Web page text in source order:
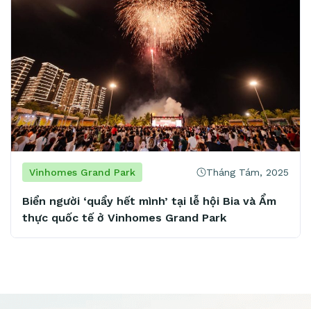
Vinhomes Grand Park Tháng Tám, 2025
Mở 4 cơ sở chỉ trong 2 năm, chủ chuỗi spa nổi
tiếng khẳng định: “Vinhomes Grand Park là
mảnh đất vàng tiềm năng”